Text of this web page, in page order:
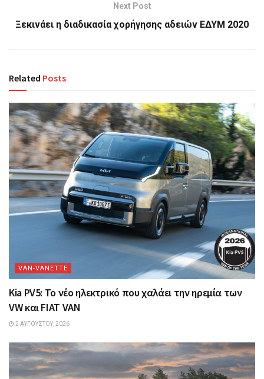
Next Post
Ξεκινάει η διαδικασία χορήγησης αδειών ΕΔΥΜ 2020
Related Posts
VAN-VANETTΕ
Kia PV5: Το νέο ηλεκτρικό που χαλάει την ηρεμία των
VW και FIAT VAN
2 ΑΥΓΟΎΣΤΟΥ, 2026